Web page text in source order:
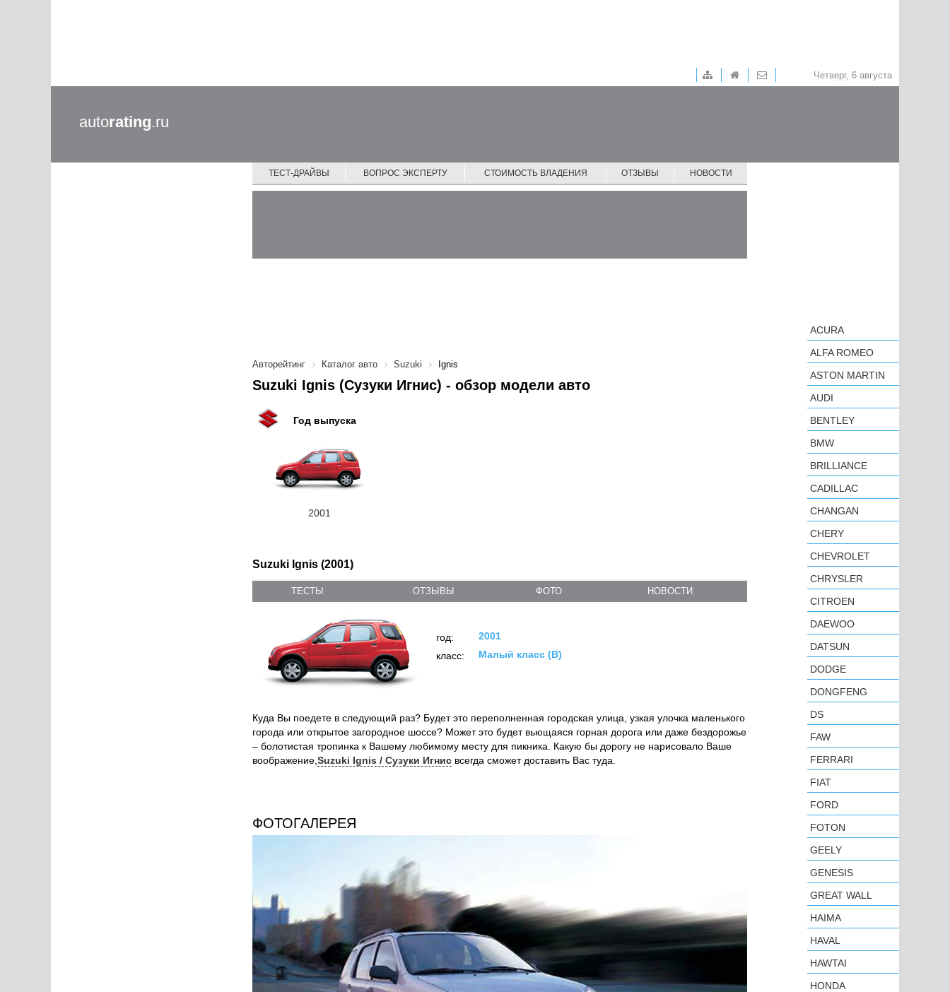
Четверг, 6 августа
autorating.ru
ТЕСТ-ДРАЙВЫ ВОПРОС ЭКСПЕРТУ СТОИМОСТЬ ВЛАДЕНИЯ ОТЗЫВЫ НОВОСТИ
Авторейтинг Каталог авто Suzuki Ignis
Suzuki Ignis (Сузуки Игнис) - обзор модели авто
Год выпуска
2001
Suzuki Ignis (2001)
ТЕСТЫ ОТЗЫВЫ ФОТО НОВОСТИ
год:
2001
класс:
Малый класс (B)
Куда Вы поедете в следующий раз? Будет это переполненная городская улица, узкая улочка маленького
города или открытое загородное шоссе? Может это будет вьющаяся горная дорога или даже бездорожье
– болотистая тропинка к Вашему любимому месту для пикника. Какую бы дорогу не нарисовало Ваше
воображение, Suzuki Ignis / Сузуки Игнис всегда сможет доставить Вас туда.
ФОТОГАЛЕРЕЯ
ACURA
ALFA ROMEO
ASTON MARTIN
AUDI
BENTLEY
BMW
BRILLIANCE
CADILLAC
CHANGAN
CHERY
CHEVROLET
CHRYSLER
CITROEN
DAEWOO
DATSUN
DODGE
DONGFENG
DS
FAW
FERRARI
FIAT
FORD
FOTON
GEELY
GENESIS
GREAT WALL
HAIMA
HAVAL
HAWTAI
HONDA